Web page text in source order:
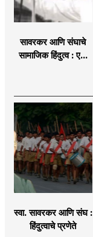
सावरकर आणि संघाचे
सामाजिक हिंदुत्व : एक
स्वा. सावरकर आणि संघ :
हिंदुत्वाचे प्रणेते